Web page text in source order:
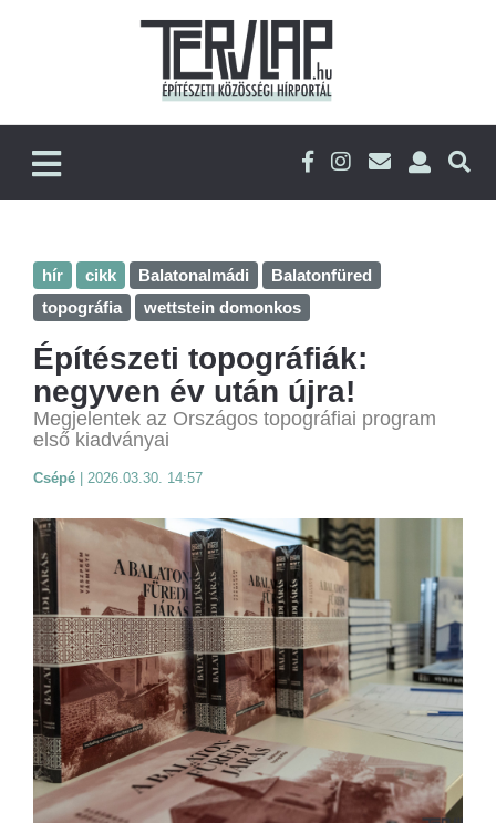
hír cikk Balatonalmádi
Balatonfüred
topográfia
wettstein domonkos
Építészeti topográfiák:
negyven év után újra!
Megjelentek az Országos topográfiai program
első kiadványai
Csépé 2026.03.30. 14:57